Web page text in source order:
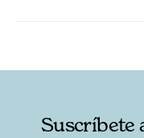
Suscríbete